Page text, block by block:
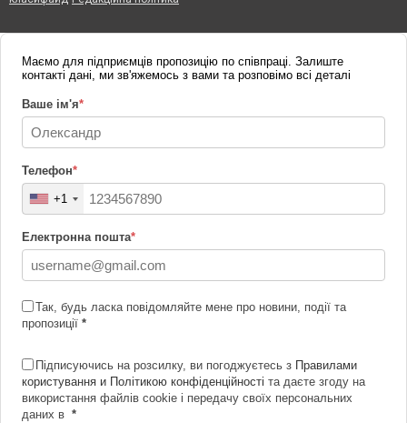
Маємо для підприємців пропозицію по співпраці. Залиште
контакті дані, ми зв'яжемось з вами та розповімо всі деталі
Ваше ім'я*
Телефон*
+1
Електронна пошта*
Так, будь ласка повідомляйте мене про новини, події та
пропозиції *
Підписуючись на розсилку, ви погоджуєтесь з Правилами
користування и Політикою конфіденційності та даєте згоду на
використання файлів cookie і передачу своїх персональних
даних в *